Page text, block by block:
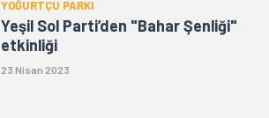
YOĞURTÇU PARKI
Yeşil Sol Parti’den "Bahar Şenliği"
etkinliği
23 Nisan 2023